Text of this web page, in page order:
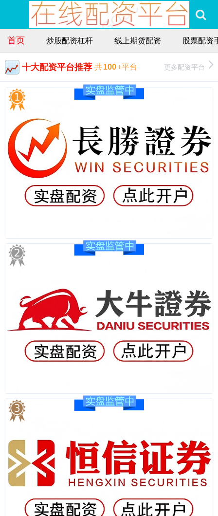
首页 炒股配资杠杆 线上期货配资 股票配资
十大配资平台推荐 共100+平台 更多配资平台